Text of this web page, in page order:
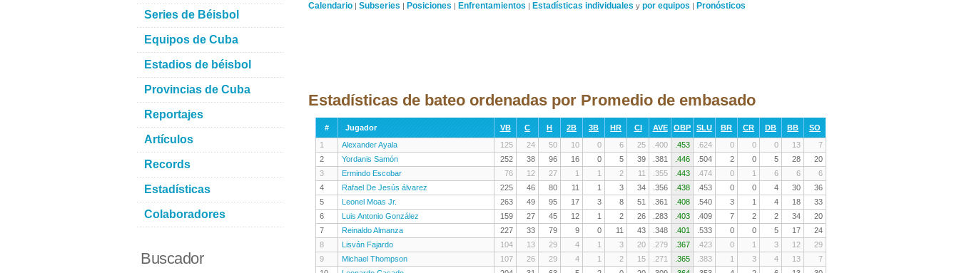
Calendario | Subseries | Posiciones | Enfrentamientos | Estadísticas individuales y por equipos | Pronósticos
Estadísticas de bateo ordenadas por Promedio de embasado
# Jugador VB C H 2B 3B HR CI AVE OBP SLU BR CR DB BB
SO
1
Alexander Ayala 125 24 50 10 0 6 25 .400 .453 .624 0 0 0 13
7
2
Yordanis Samón 252 38 96 16 0 5 39 .381 .446 .504 2 0 5 28
20
3
Ermindo Escobar 76 12 27 1 1 2 11 .355 .443 .474 0 1 6 6
6
4
Rafael De Jesús álvarez 225 46 80 11 1 3 34 .356 .438 .453 0 0 4 30
36
5
Leonel Moas Jr. 263 49 95 17 3 8 51 .361 .408 .540 3 1 4 18
33
6
Luis Antonio González 159 27 45 12 1 2 26 .283 .403 .409 7 2 2 34
20
7
Reinaldo Almanza 227 33 79 9 0 11 43 .348 .401 .533 0 0 5 17
24
8
Lisván Fajardo 104 13 29 4 1 3 20 .279 .367 .423 0 1 3 12
29
9
Michael Thompson 107 26 29 4 1 2 15 .271 .365 .383 1 3 4 13
7
Series de Béisbol
Equipos de Cuba
Estadios de béisbol
Provincias de Cuba
Reportajes
Artículos
Records
Estadísticas
Colaboradores
Buscador